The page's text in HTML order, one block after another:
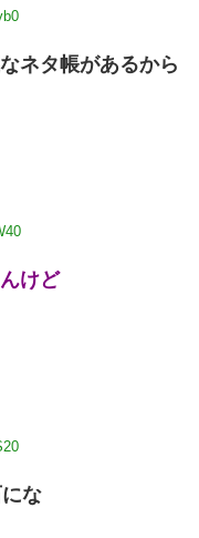
ネタ帳があるから
けど
な